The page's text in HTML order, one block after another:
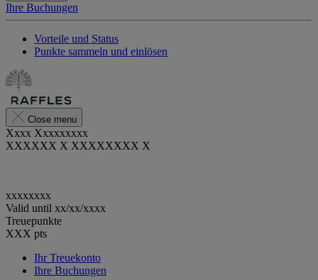
Ihre Buchungen
Vorteile und Status
Punkte sammeln und einlösen
Close menu
Xxxx Xxxxxxxxx
XXXXXX X XXXXXXXX X
xxxxxxxx
Valid until xx/xx/xxxx
Treuepunkte
XXX pts
Ihr Treuekonto
Ihre Buchungen